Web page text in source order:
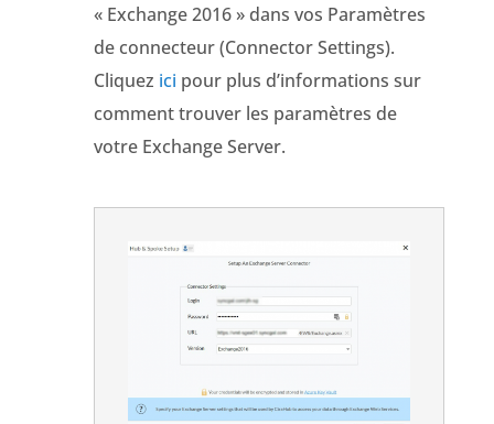
« Exchange 2016 » dans vos Paramètres
de connecteur (Connector Settings).
Cliquez ici pour plus d’informations sur
comment trouver les paramètres de
votre Exchange Server.